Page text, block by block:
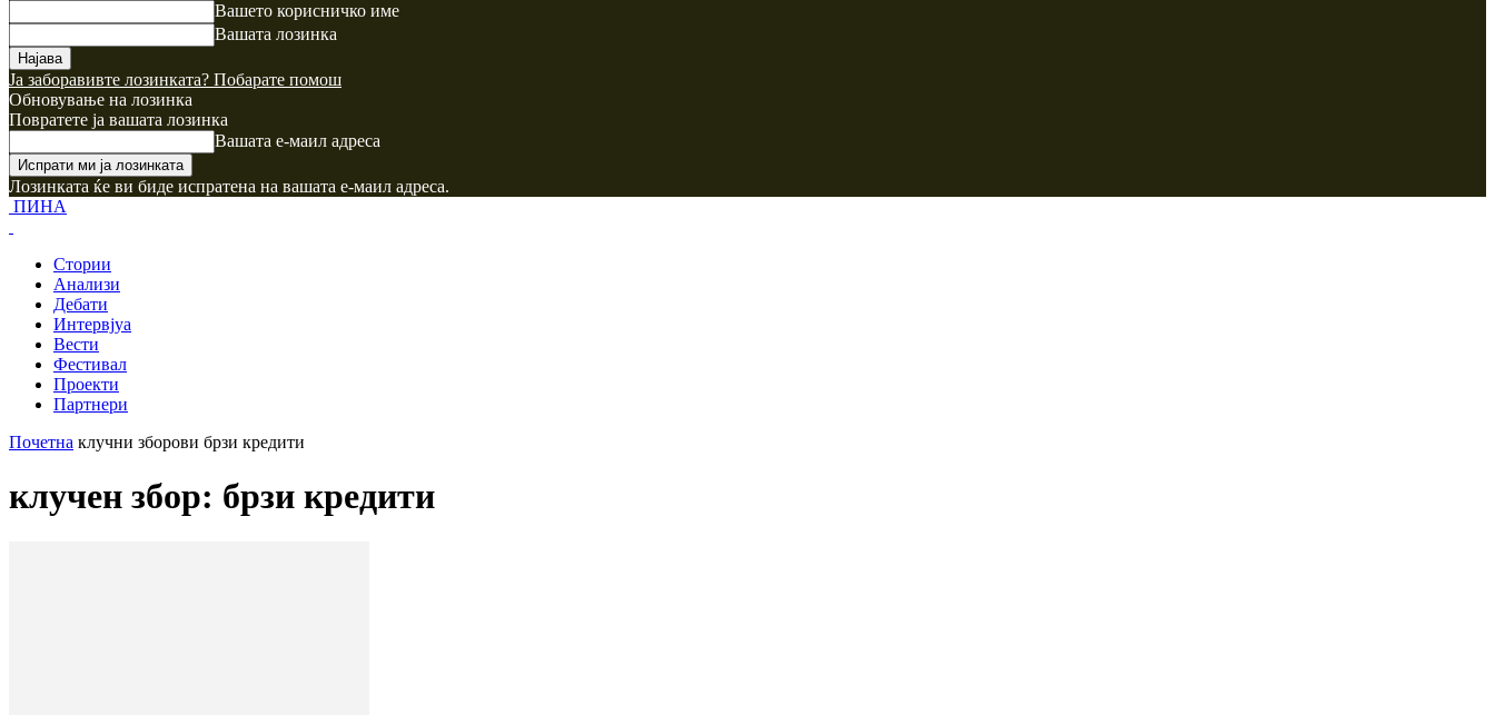
Вашето корисничко име
Вашата лозинка
Ја заборавивте лозинката? Побарате помош
Обновување на лозинка
Повратете ја вашата лозинка
Вашата е-маил адреса
Лозинката ќе ви биде испратена на вашата е-маил адреса.
ПИНА
Стории
Анализи
Дебати
Интервјуа
Вести
Фестивал
Проекти
Партнери
Почетна клучни зборови брзи кредити
клучен збор: брзи кредити